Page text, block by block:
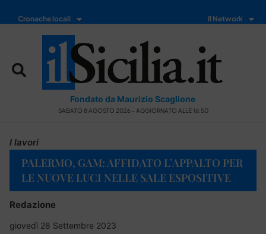
Cronache locali Il Network
Fondato da Maurizio Scaglione
SABATO 8 AGOSTO 2026 - AGGIORNATO ALLE 16:50
I lavori
PALERMO, GAM: AFFIDATO L’APPALTO PER
LE NUOVE LUCI NELLE SALE ESPOSITIVE
Redazione
giovedì 28 Settembre 2023